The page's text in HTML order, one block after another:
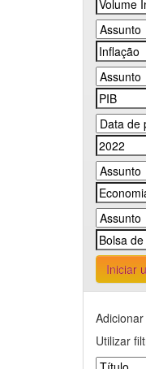
Iniciar
Utilizar